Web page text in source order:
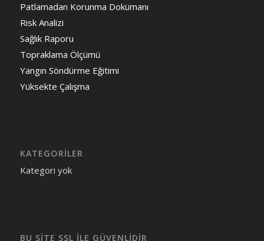
Patlamadan Korunma Dokümanı
Risk Analizi
Sağlık Raporu
Topraklama Ölçümü
Yangın Söndürme Eğitimi
Yüksekte Çalışma
KATEGORILER
Kategori yok
BU SİTE SSL İLE GÜVENLİDİR